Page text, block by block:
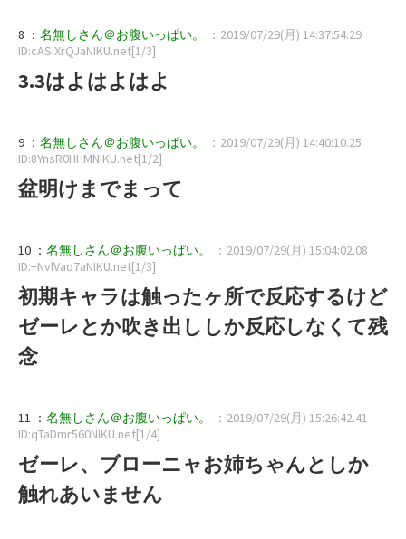
8 ： 名無しさん＠お腹いっぱい。
：2019/07/29(月) 14:37:54.29
ID:cASiXrQJaNIKU.net[1/3]
3.3はよはよはよ
9 ： 名無しさん＠お腹いっぱい。
：2019/07/29(月) 14:40:10.25
ID:8YnsR0HHMNIKU.net[1/2]
盆明けまでまって
10 ： 名無しさん＠お腹いっぱい。
：2019/07/29(月) 15:04:02.08
ID:+NvlVao7aNIKU.net[1/3]
初期キャラは触ったヶ所で反応するけど
ゼーレとか吹き出ししか反応しなくて残
念
11 ： 名無しさん＠お腹いっぱい。
：2019/07/29(月) 15:26:42.41
ID:qTaDmr560NIKU.net[1/4]
ゼーレ、ブローニャお姉ちゃんとしか
触れあいません